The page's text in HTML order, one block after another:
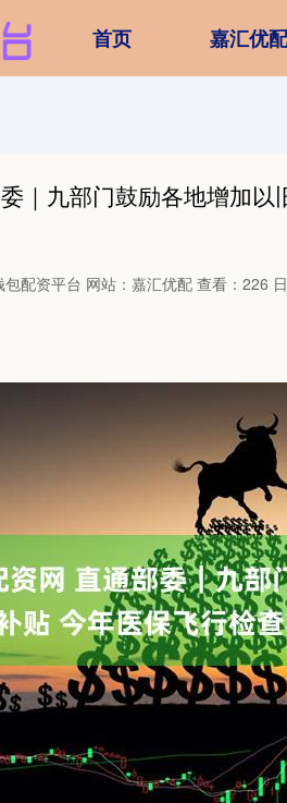
首页 嘉汇优配
｜九部门鼓励各地增加
配资平台 网站：嘉汇优配 查看：226
3900.35 21.92 0.57%